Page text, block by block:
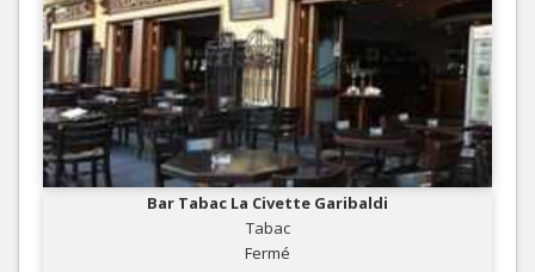
Bar Tabac La Civette Garibaldi
Tabac
Fermé